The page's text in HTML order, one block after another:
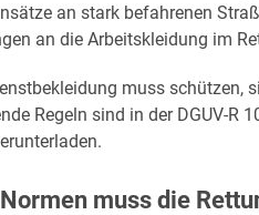
an stark befahrenen
an die Arbeitskleidung im
muss schützen,
Regeln sind in der DGUV-R
muss die